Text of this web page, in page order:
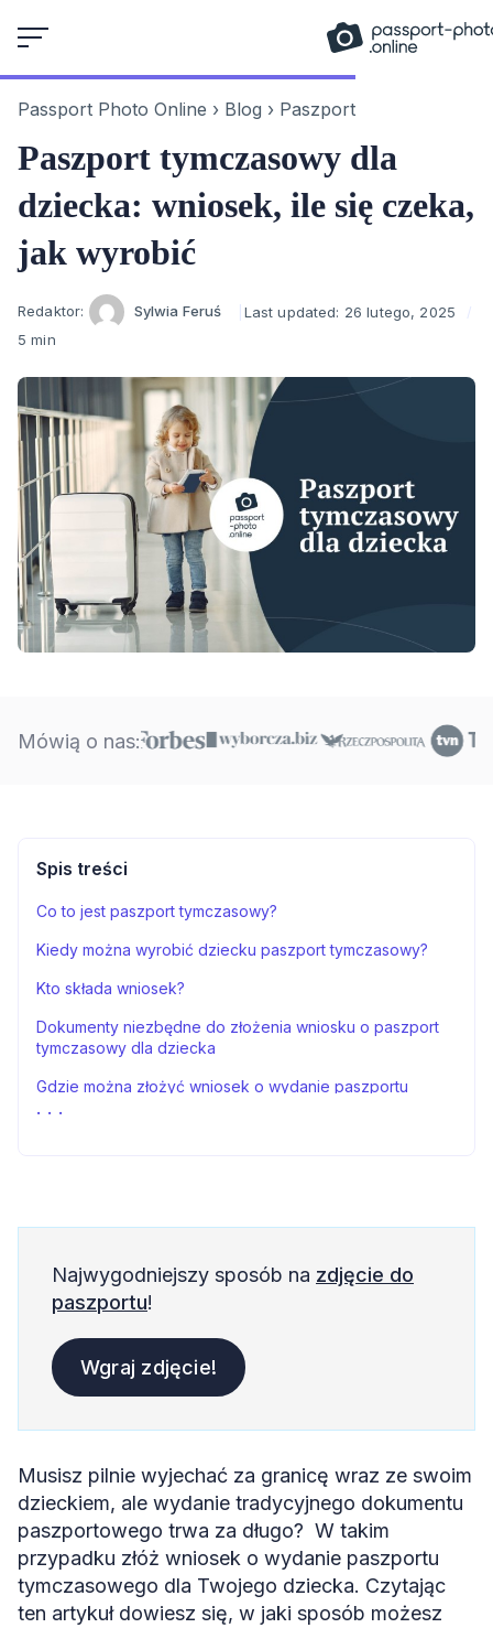
to
Passport Photo Online › Blog › Paszport
Paszport tymczasowy dla
dziecka: wniosek, ile się czeka,
jak wyrobić
Author
Redaktor: Sylwia Feruś Last updated: 26 lutego, 2025
5 min
Mówią o nas:
Spis treści
Co to jest paszport tymczasowy?
Kiedy można wyrobić dziecku paszport tymczasowy?
Kto składa wniosek?
Dokumenty niezbędne do złożenia wniosku o paszport
tymczasowy dla dziecka
Gdzie można złożyć wniosek o wydanie paszportu
dziecka?
Jak długo ważny jest paszport tymczasowy dla dziecka?
Odbiór paszportu tymczasowego
Fotografia do paszportu tymczasowego dla dziecka
Paszport tymczasowy dla dziecka – podsumowanie
FAQs
Źródła
Najwygodniejszy sposób na zdjęcie do
paszportu!
Wgraj zdjęcie!
Musisz pilnie wyjechać za granicę wraz ze swoim
dzieckiem, ale wydanie tradycyjnego dokumentu
paszportowego trwa za długo? W takim
przypadku złóż wniosek o wydanie paszportu
tymczasowego dla Twojego dziecka. Czytając
ten artykuł dowiesz się, w jaki sposób możesz